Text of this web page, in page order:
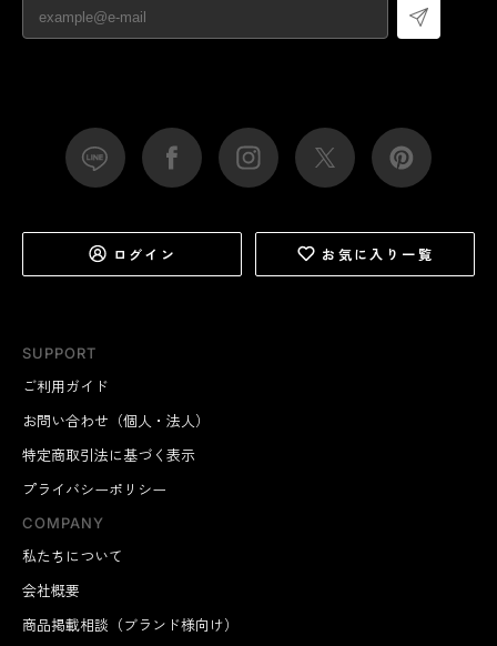
ウォッシュタイプというとクセが強いイメージがありま
すが、イタリア産のものはフランス産に比べて風味が穏
やかなものが多く、「タレッジョ」はその代表格。食べ
慣れていない人にもおすすめしたいDOPチーズ
※製品名に謳われた地域で、決められた伝統的製法で生産され、その土地の
気候風土を反映した固有の品質や風味を備えていると認められた、イタリ
アの高品質チーズの証。
が、ミルクの濃厚な旨みの中に優しい酸味がありさわや
か。口当たりはむっちり、カットもしやすく、食べやす
SUPPORT
ご利用ガイド
お問い合わせ（個人・法人）
特定商取引法に基づく表示
プライバシーポリシー
COMPANY
私たちについて
会社概要
商品掲載相談（ブランド様向け）
ログイン お気に入り一覧